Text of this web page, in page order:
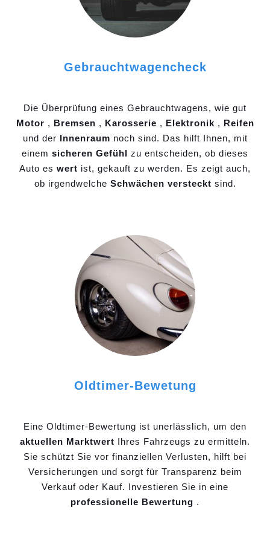
Gebrauchtwagencheck
Die Überprüfung eines Gebrauchtwagens, wie gut
Motor , Bremsen , Karosserie , Elektronik , Reifen
und der Innenraum noch sind. Das hilft Ihnen, mit
einem sicheren Gefühl zu entscheiden, ob dieses
Auto es wert ist, gekauft zu werden. Es zeigt auch,
ob irgendwelche Schwächen versteckt sind.
Oldtimer-Bewetung
Eine Oldtimer-Bewertung ist unerlässlich, um den
aktuellen Marktwert Ihres Fahrzeugs zu ermitteln.
Sie schützt Sie vor finanziellen Verlusten, hilft bei
Versicherungen und sorgt für Transparenz beim
Verkauf oder Kauf. Investieren Sie in eine
professionelle Bewertung .